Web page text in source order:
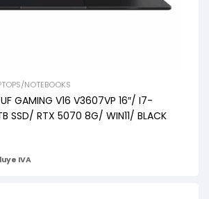
NOTEBOOKS
GAMING V16 V3607VP 16″/ I7-
SSD/ RTX 5070 8G/ WIN11/ BLACK
IVA